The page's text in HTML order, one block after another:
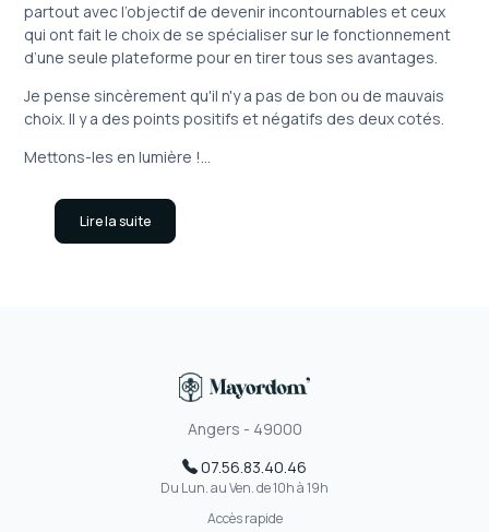
partout avec l’objectif de devenir incontournables et ceux
qui ont fait le choix de se spécialiser sur le fonctionnement
d’une seule plateforme pour en tirer tous ses avantages.
Je pense sincèrement qu'il n'y a pas de bon ou de mauvais
choix. Il y a des points positifs et négatifs des deux cotés.
Mettons-les en lumière !...
Lire la suite
Angers - 49000
07.56.83.40.46
Du Lun. au Ven. de 10h à 19h
Accès rapide